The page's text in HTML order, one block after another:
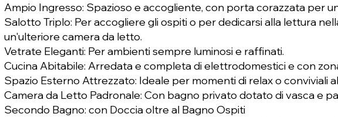
Ampio Ingresso: Spazioso e accogliente, con porta corazzata per
Salotto Triplo: Per accogliere gli ospiti o per dedicarsi alla lettura
un'ulteriore camera da letto.
Vetrate Eleganti: Per ambienti sempre luminosi e raffinati.
Cucina Abitabile: Arredata e completa di elettrodomestici e con
Spazio Esterno Attrezzato: Ideale per momenti di relax o conviviali
Camera da Letto Padronale: Con bagno privato dotato di vasca e
Secondo Bagno: con Doccia oltre al Bagno Ospiti